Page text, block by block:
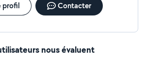
profil Contacter
nous évaluent